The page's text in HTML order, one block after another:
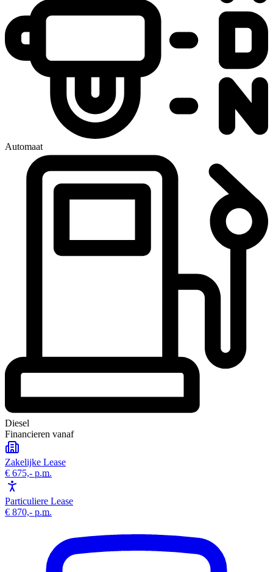
Automaat
Diesel
Financieren vanaf
Zakelijke Lease
€ 675,- p.m.
Particuliere Lease
€ 870,- p.m.